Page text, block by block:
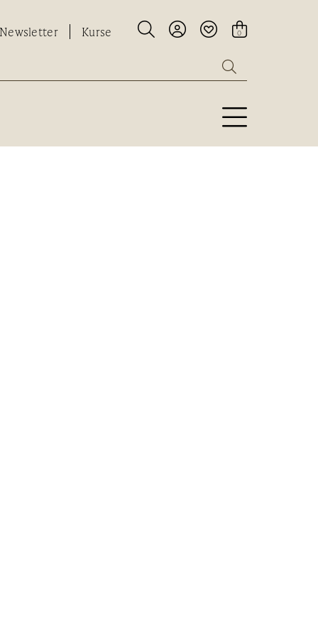
Newsletter Kurse    0

